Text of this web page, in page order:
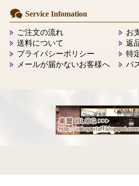
Service Infomation
ご注文の流れ
お
送料について
返
プライバシーポリシー
特
メールが届かないお客様へ
パ